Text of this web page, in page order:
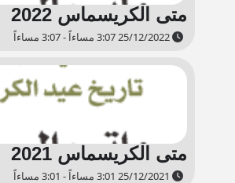
متى الكريسماس 2022
متى الكريسماس 2021